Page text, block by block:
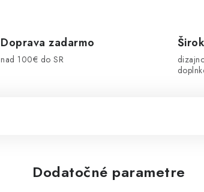
Doprava zadarmo
nad 100€ do SR
Dodatočné parametre